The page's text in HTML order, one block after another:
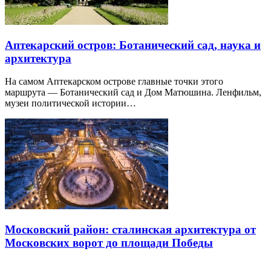
Аптекарский остров: Ботанический сад, наука и
архитектура
На самом Аптекарском острове главные точки этого
маршрута — Ботанический сад и Дом Матюшина. Ленфильм,
музеи политической истории…
Московский район: сталинская архитектура от
Московских ворот до площади Победы